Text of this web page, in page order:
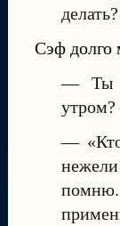
делать?
Сэф долго
— Ты
—